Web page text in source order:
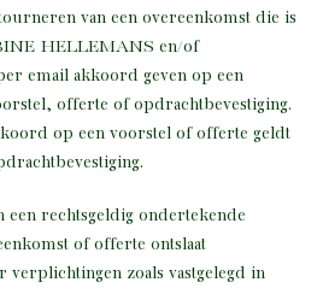
van een overeenkomst die is
HELLEMANS en/of
email akkoord geven op een
offerte of opdrachtbevestiging.
op een voorstel of offerte geldt
rechtsgeldig ondertekende
of offerte ontslaat
verplichtingen zoals vastgelegd in